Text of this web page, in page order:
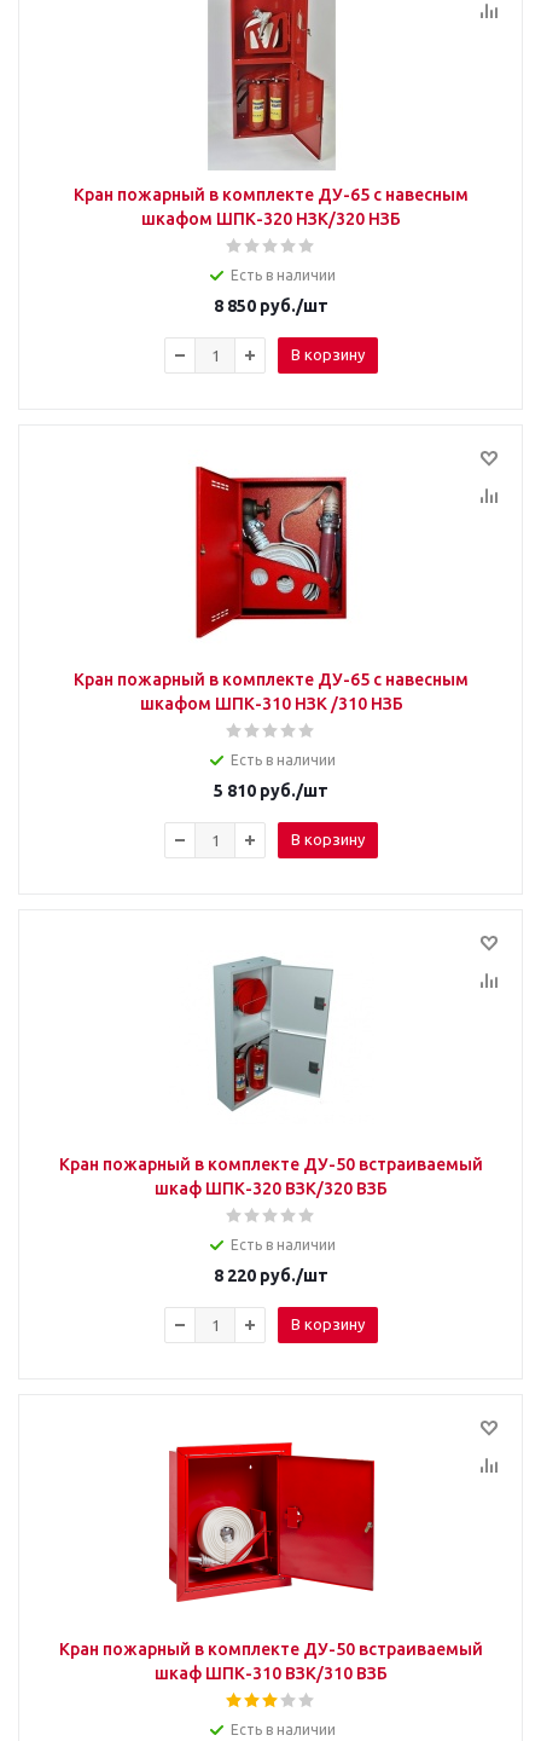
Кран пожарный в комплекте ДУ-65 с навесным
шкафом ШПК-320 НЗК/320 НЗБ
Есть в наличии
8 850 руб./шт
В корзину
Кран пожарный в комплекте ДУ-65 с навесным
шкафом ШПК-310 НЗК /310 НЗБ
Есть в наличии
5 810 руб./шт
В корзину
Кран пожарный в комплекте ДУ-50 встраиваемый
шкаф ШПК-320 ВЗК/320 ВЗБ
Есть в наличии
8 220 руб./шт
В корзину
Кран пожарный в комплекте ДУ-50 встраиваемый
шкаф ШПК-310 ВЗК/310 ВЗБ
Есть в наличии